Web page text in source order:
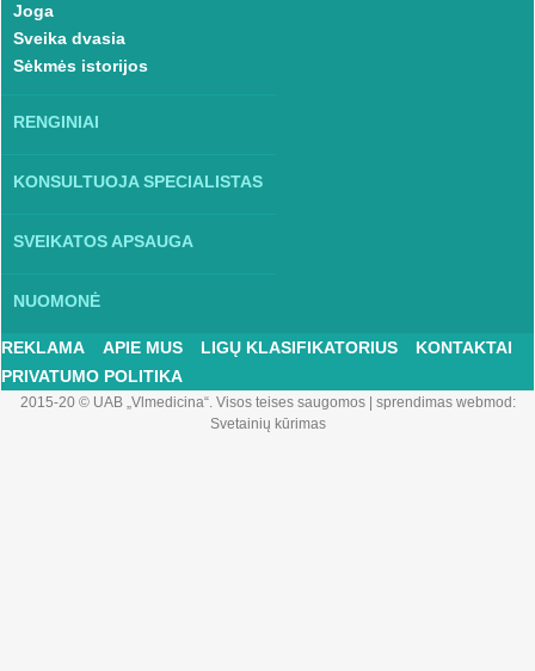
Joga
Sveika dvasia
Sėkmės istorijos
RENGINIAI
KONSULTUOJA SPECIALISTAS
SVEIKATOS APSAUGA
NUOMONĖ
REKLAMA APIE MUS LIGŲ KLASIFIKATORIUS
KONTAKTAI
PRIVATUMO POLITIKA
2015-20 © UAB „Vlmedicina“. Visos teises saugomos| sprendimas webmod:
Svetainių kūrimas